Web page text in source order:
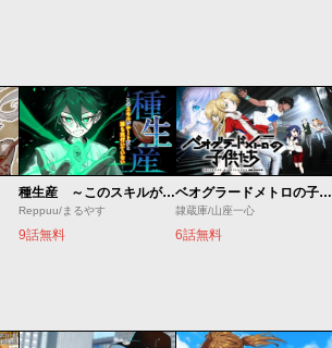
種生産 ～このスキルがチートだとまだ誰も気付いていない～
Reppuu/まるやす
9話無料
ベオグラードメトロの子供たち
隷蔵庫/山座一心
6話無料